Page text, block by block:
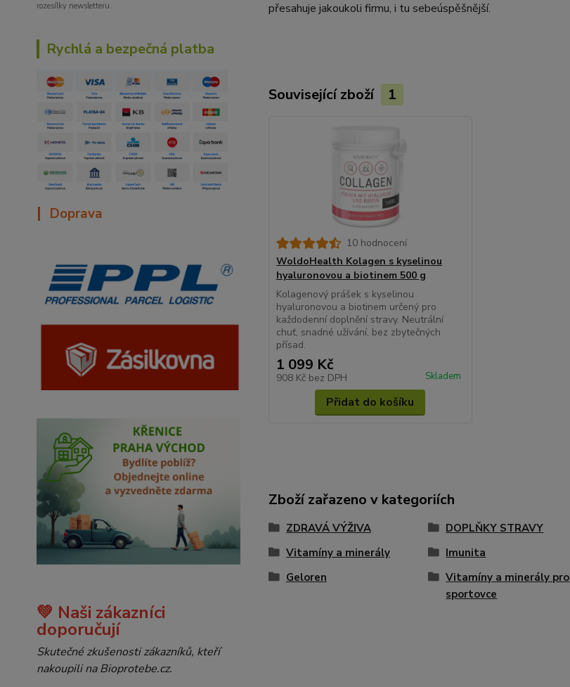
rozesílky newsletteru.
Rychlá a bezpečná platba
| Doprava
💚 Naši zákazníci
doporučují
Skutečné zkušenosti zákazníků, kteří
nakoupili na Bioprotebe.cz.
přesahuje jakoukoli firmu, i tu sebeúspěšnější.
Související zboží 1
10 hodnocení
WoldoHealth Kolagen s kyselinou
hyaluronovou a biotinem 500 g
Kolagenový prášek s kyselinou
hyaluronovou a biotinem určený pro
každodenní doplnění stravy. Neutrální
chuť, snadné užívání, bez zbytečných
přísad.
1 099 Kč
908 Kč bez DPH Skladem
Přidat do košíku
Zboží zařazeno v kategoriích
ZDRAVÁ VÝŽIVA DOPLŇKY STRAVY
Vitamíny a minerály
Imunita
Geloren
Vitamíny a minerály pro
sportovce